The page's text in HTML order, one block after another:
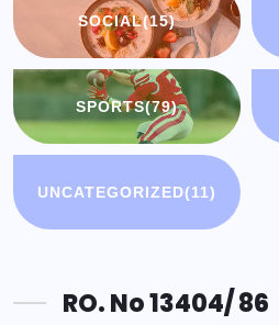
SOCIAL(15)
SPORTS(79)
UNCATEGORIZED(11)
RO. No 13404/ 86